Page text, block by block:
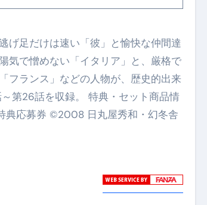
げ足だけは速い「彼」と愉快な仲間達
気で憎めない「イタリア」と、厳格で
フランス」などの人物が、歴史的出来
第26話を収録。 特典・セット商品情
典応募券 ©2008 日丸屋秀和・幻冬舎